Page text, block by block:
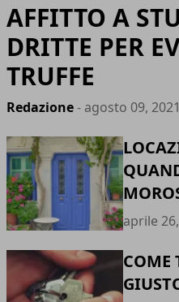
AFFITTO A
DRITTE PER
TRUFFE
Redazione- agosto 09, 2021
aprile
COME